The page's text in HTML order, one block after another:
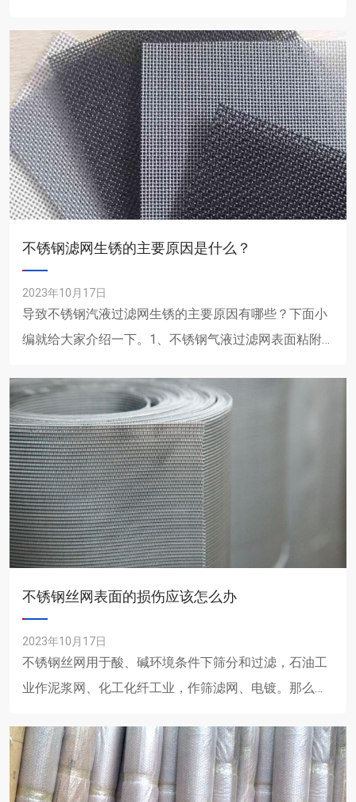
锈钢丝编织而成。......
不锈钢滤网生锈的主要原因是什么？
2023年10月17日
导致不锈钢汽液过滤网生锈的主要原因有哪些？下面小
编就给大家介绍一下。1、不锈钢气液过滤网表面粘附
溅），引起局部腐......
不锈钢丝网表面的损伤应该怎么办
2023年10月17日
不锈钢丝网用于酸、碱环境条件下筛分和过滤，石油工
业作泥浆网、化工化纤工业，作筛滤网、电镀。那么不
任何表面上，游......